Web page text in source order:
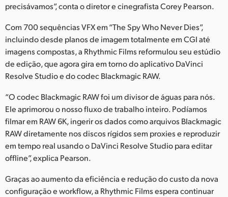
precisávamos”, conta o diretor e cinegrafista Corey Pearson.
Com 700 sequências VFX em “The Spy Who Never Dies”,
incluindo desde planos de imagem totalmente em CGI até
imagens compostas, a Rhythmic Films reformulou seu estúdio
de edição, que agora gira em torno do aplicativo DaVinci
Resolve Studio e do codec Blackmagic RAW.
“O codec Blackmagic RAW foi um divisor de águas para nós.
Ele aprimorou o nosso fluxo de trabalho inteiro. Podíamos
filmar em RAW 6K, ingerir os dados como arquivos Blackmagic
RAW diretamente nos discos rígidos sem proxies e reproduzir
em tempo real usando o DaVinci Resolve Studio para editar
offline”, explica Pearson.
Graças ao aumento da eficiência e redução do custo da nova
configuração e workflow, a Rhythmic Films espera continuar